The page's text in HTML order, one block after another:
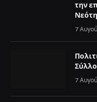
την
7
7